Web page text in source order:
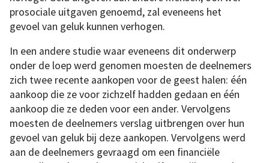
prosociale uitgaven genoemd, zal eveneens het
gevoel van geluk kunnen verhogen.
In een andere studie waar eveneens dit onderwerp
onder de loep werd genomen moesten de deelnemers
zich twee recente aankopen voor de geest halen: één
aankoop die ze voor zichzelf hadden gedaan en één
aankoop die ze deden voor een ander. Vervolgens
moesten de deelnemers verslag uitbrengen over hun
gevoel van geluk bij deze aankopen. Vervolgens werd
aan de deelnemers gevraagd om een financiële